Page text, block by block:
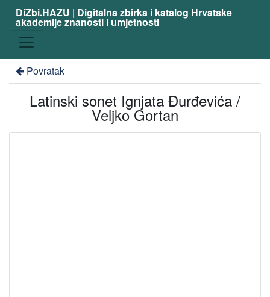
DiZbi.HAZU | Digitalna zbirka i katalog Hrvatske
akademije znanosti i umjetnosti
Povratak
Latinski sonet Ignjata Đurđevića /
Veljko Gortan